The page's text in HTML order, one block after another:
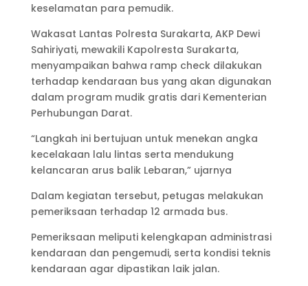
keselamatan para pemudik.
Wakasat Lantas Polresta Surakarta, AKP Dewi
Sahiriyati, mewakili Kapolresta Surakarta,
menyampaikan bahwa ramp check dilakukan
terhadap kendaraan bus yang akan digunakan
dalam program mudik gratis dari Kementerian
Perhubungan Darat.
“Langkah ini bertujuan untuk menekan angka
kecelakaan lalu lintas serta mendukung
kelancaran arus balik Lebaran,” ujarnya
Dalam kegiatan tersebut, petugas melakukan
pemeriksaan terhadap 12 armada bus.
Pemeriksaan meliputi kelengkapan administrasi
kendaraan dan pengemudi, serta kondisi teknis
kendaraan agar dipastikan laik jalan.